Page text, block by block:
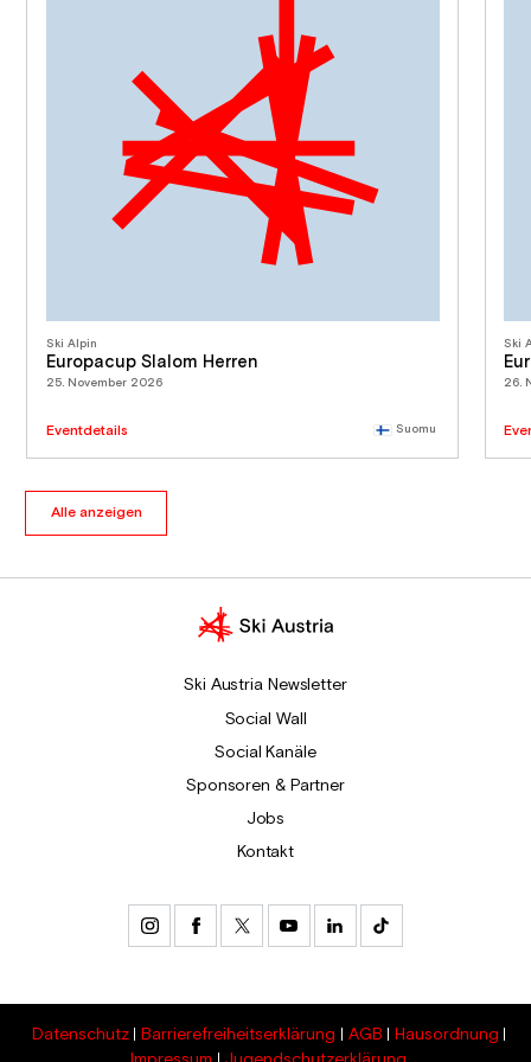
Ski Alpin
Europacup Slalom Herren
25. November 2026
Eventdetails Suomu
Ski
26.
Alle anzeigen
Ski Austria Newsletter
Social Wall
Social Kanäle
Sponsoren & Partner
Jobs
Kontakt
Datenschutz Barrierefreiheitserklärung AGB
Hausordnung